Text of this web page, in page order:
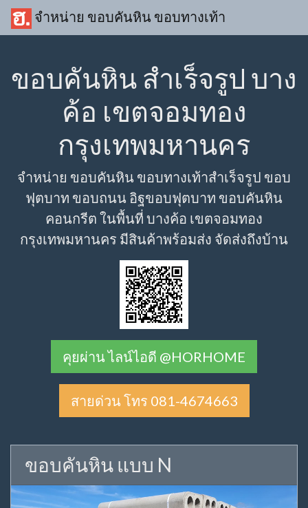
จำหน่าย ขอบคันหิน ขอบทางเท้า
ขอบคันหิน สำเร็จรูป บาง
ค้อ เขตจอมทอง
กรุงเทพมหานคร
จำหน่าย ขอบคันหิน ขอบทางเท้าสำเร็จรูป ขอบ
ฟุตบาท ขอบถนน อิฐขอบฟุตบาท ขอบคันหิน
คอนกรีต ในพื้นที่ บางค้อ เขตจอมทอง
กรุงเทพมหานคร มีสินค้าพร้อมส่ง จัดส่งถึงบ้าน
คุยผ่าน ไลน์ไอดี @HORHOME
สายด่วน โทร 081-4674663
ขอบคันหิน แบบ N